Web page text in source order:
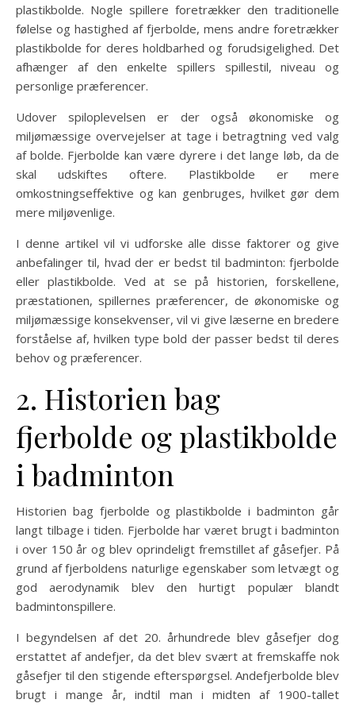
plastikbolde. Nogle spillere foretrækker den traditionelle
følelse og hastighed af fjerbolde, mens andre foretrækker
plastikbolde for deres holdbarhed og forudsigelighed. Det
afhænger af den enkelte spillers spillestil, niveau og
personlige præferencer.
Udover spiloplevelsen er der også økonomiske og
miljømæssige overvejelser at tage i betragtning ved valg
af bolde. Fjerbolde kan være dyrere i det lange løb, da de
skal udskiftes oftere. Plastikbolde er mere
omkostningseffektive og kan genbruges, hvilket gør dem
mere miljøvenlige.
I denne artikel vil vi udforske alle disse faktorer og give
anbefalinger til, hvad der er bedst til badminton: fjerbolde
eller plastikbolde. Ved at se på historien, forskellene,
præstationen, spillernes præferencer, de økonomiske og
miljømæssige konsekvenser, vil vi give læserne en bredere
forståelse af, hvilken type bold der passer bedst til deres
behov og præferencer.
2. Historien bag
fjerbolde og plastikbolde
i badminton
Historien bag fjerbolde og plastikbolde i badminton går
langt tilbage i tiden. Fjerbolde har været brugt i badminton
i over 150 år og blev oprindeligt fremstillet af gåsefjer. På
grund af fjerboldens naturlige egenskaber som letvægt og
god aerodynamik blev den hurtigt populær blandt
badmintonspillere.
I begyndelsen af det 20. århundrede blev gåsefjer dog
erstattet af andefjer, da det blev svært at fremskaffe nok
gåsefjer til den stigende efterspørgsel. Andefjerbolde blev
brugt i mange år, indtil man i midten af 1900-tallet